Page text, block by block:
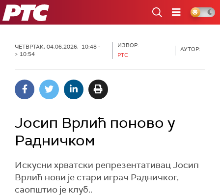
РТС
ЧЕТВРТАК, 04.06.2026, 10:48 -
> 10:54
ИЗВОР:
РТС
АУТОР:
Јосип Врлић поново у
Радничком
Искусни хрватски репрезентативац Јосип
Врлић нови је стари играч Радничког,
саопштио је клуб..